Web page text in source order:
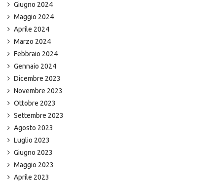
Giugno 2024
Maggio 2024
Aprile 2024
Marzo 2024
Febbraio 2024
Gennaio 2024
Dicembre 2023
Novembre 2023
Ottobre 2023
Settembre 2023
Agosto 2023
Luglio 2023
Giugno 2023
Maggio 2023
Aprile 2023